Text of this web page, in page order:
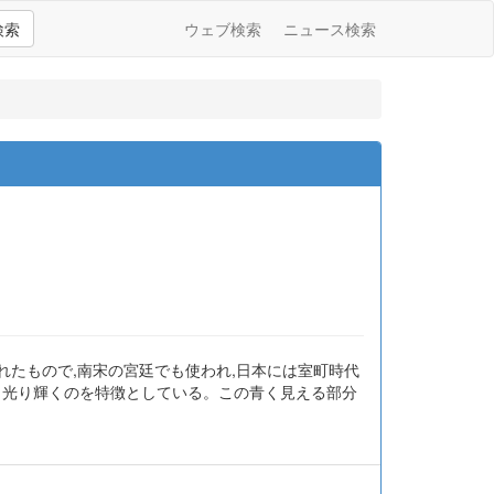
索 ウェブ検索 ニュース検索
もので,南宋の宮廷でも使われ,日本には室町時代
り輝くのを特徴としている。この青く見える部分